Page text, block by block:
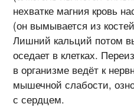
нехватке магния кровь
(он вымывается из
Лишний кальций потом
оседает в клетках.
в организме ведёт к
мышечной слабости,
с сердцем.